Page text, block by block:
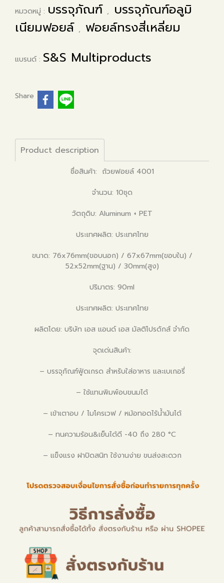
หมวดหมู่ : บรรจุภัณฑ์ ,
บรรจุภัณฑ์อลูมิ
เนียมฟอยล์ , ฟอยล์ทรงสี่เหลี่ยม
แบรนด์ : S&S Multiproducts
Share
Product description
ชื่อสินค้า: ถ้วยฟอยล์ 4001
จำนวน: 10ชุด
วัตถุดิบ: Aluminum + PET
ประเทศผลิต: ประเทศไทย
ขนาด: 76x76mm(ขอบนอก) / 67x67mm(ขอบใน) /
52x52mm(ฐาน) / 30mm(สูง)
ปริมาตร: 90ml
ประเทศผลิต: ประเทศไทย
ผลิตโดย: บริษัท เอส แอนด์ เอส มัลติโปรดักส์ จำกัด
จุดเด่นสินค้า:
– บรรจุภัณฑ์ฟู้ดเกรด สำหรับใส่อาหาร และเบเกอรี่
– ใช้แทนพิมพ์อบขนมได้
– เข้าเตาอบ / ไมโครเวฟ / หม้อทอดไร้น้ำมันได้
– ทนความร้อน&เย็นได้ดี -40 ถึง 280 °C
– แข็งแรง ฝาปิดสนิท ใช้งานง่าย ขนส่งสะดวก